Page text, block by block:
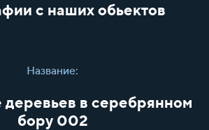
с наших обьектов
Название:
деревьев в серебрянном
бору 002